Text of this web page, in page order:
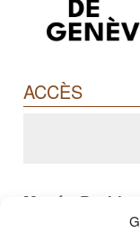
ACCÈS
Musée
rue Jean-